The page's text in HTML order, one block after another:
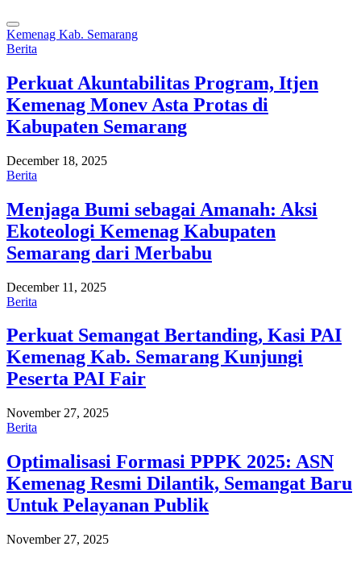
Kemenag Kab. Semarang
Berita
Perkuat Akuntabilitas Program, Itjen
Kemenag Monev Asta Protas di
Kabupaten Semarang
December 18, 2025
Berita
Menjaga Bumi sebagai Amanah: Aksi
Ekoteologi Kemenag Kabupaten
Semarang dari Merbabu
December 11, 2025
Berita
Perkuat Semangat Bertanding, Kasi PAI
Kemenag Kab. Semarang Kunjungi
Peserta PAI Fair
November 27, 2025
Berita
Optimalisasi Formasi PPPK 2025: ASN
Kemenag Resmi Dilantik, Semangat Baru
Untuk Pelayanan Publik
November 27, 2025